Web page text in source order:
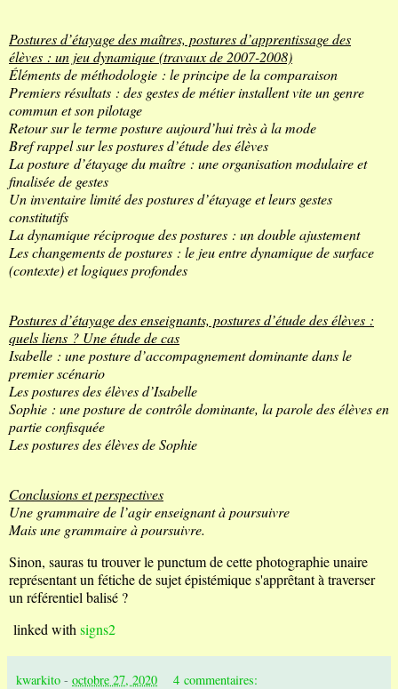
Postures d’étayage des maîtres, postures d’apprentissage des
élèves : un jeu dynamique (travaux de 2007-2008)
Éléments de méthodologie : le principe de la comparaison
Premiers résultats : des gestes de métier installent vite un genre
commun et son pilotage
Retour sur le terme posture aujourd’hui très à la mode
Bref rappel sur les postures d’étude des élèves
La posture d’étayage du maître : une organisation modulaire et
finalisée de gestes
Un inventaire limité des postures d’étayage et leurs gestes
constitutifs
La dynamique réciproque des postures : un double ajustement
Les changements de postures : le jeu entre dynamique de surface
(contexte) et logiques profondes
Postures d’étayage des enseignants, postures d’étude des élèves :
quels liens ? Une étude de cas
Isabelle : une posture d’accompagnement dominante dans le
premier scénario
Les postures des élèves d’Isabelle
Sophie : une posture de contrôle dominante, la parole des élèves en
partie confisquée
Les postures des élèves de Sophie
Conclusions et perspectives
Une grammaire de l’agir enseignant à poursuivre
Mais une grammaire à poursuivre.
Sinon, sauras tu trouver le punctum de cette photographie unaire
représentant un fétiche de sujet épistémique s'apprêtant à traverser
un référentiel balisé ?
linked with signs2
kwarkito - octobre 27, 2020 4 commentaires: